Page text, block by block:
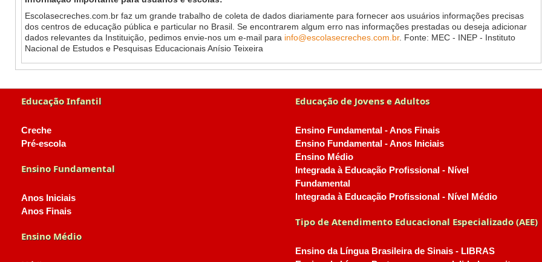
Escolasecreches.com.br faz um grande trabalho de coleta de dados diariamente para fornecer aos usuários informações precisas
dos centros de educação pública e particular no Brasil. Se encontrarem algum erro nas informações prestadas ou deseja adicionar
dados relevantes da Instituição, pedimos envie-nos um e-mail para info@escolasecreches.com.br. Fonte: MEC - INEP - Instituto
Nacional de Estudos e Pesquisas Educacionais Anísio Teixeira
Educação Infantil
Creche
Pré-escola
Ensino Fundamental
Anos Iniciais
Anos Finais
Ensino Médio
Educação de Jovens e Adultos
Ensino Fundamental - Anos Finais
Ensino Fundamental - Anos Iniciais
Ensino Médio
Integrada à Educação Profissional - Nível
Fundamental
Integrada à Educação Profissional - Nível Médio
Tipo de Atendimento Educacional Especializado (AEE)
Ensino da Língua Brasileira de Sinais - LIBRAS